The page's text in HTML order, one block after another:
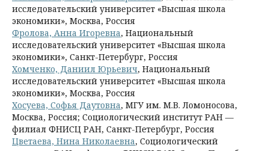
исследовательский университет «Высшая школа
экономики», Москва, Россия
Фролова, Анна Игоревна, Национальный
исследовательский университет «Высшая школа
экономики», Санкт-Петербург, Россия
Хомченко, Даниил Юрьевич, Национальный
исследовательский университет «Высшая школа
экономики», Москва, Россия
Хосуева, Софья Даутовна, МГУ им. М.В. Ломоносова,
Москва, Россия; Социологический институт РАН —
филиал ФНИСЦ РАН, Санкт-Петербург, Россия
Цветаева, Нина Николаевна, Социологический